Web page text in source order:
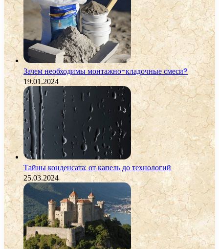
Зачем необходимы монтажно-кладочные смеси?
19.01.2024
Тайны конденсата: от капель до технологий
25.03.2024